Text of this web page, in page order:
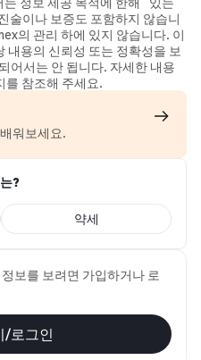
술이나 보증도 포함하지 않습니
의 관리 하에 있지 않습니다. 이
내용의 신뢰성 또는 정확성을 보
어서는 안 됩니다. 자세한 내용
를 참조해 주세요.
워보세요.
?
약세
보를 보려면 가입하거나 로
/로그인